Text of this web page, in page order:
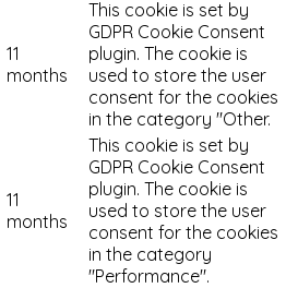
11
months
This cookie is set by
GDPR Cookie Consent
plugin. The cookie is
used to store the user
consent for the cookies
in the category "Other.
11
months
This cookie is set by
GDPR Cookie Consent
plugin. The cookie is
used to store the user
consent for the cookies
in the category
"Performance".